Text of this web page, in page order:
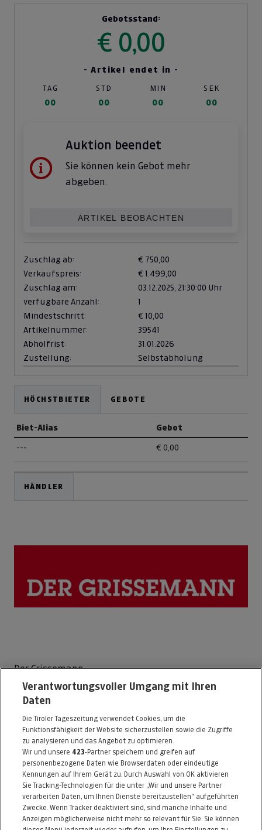
Gebotsstand:
€ 0,00
- Artikel endet in -
TAG STD MIN SEK
00 00 00 00
Auktion beendet
Sie können kein Gebot mehr
abgeben.
ARTIKEL BEOBACHTEN
Zuschlag ab:
€ 750,00
Verkaufspreis:
€ 1.499,00
Zuschlag am:
03.12.2025, 21:30:00 Uhr
verfügbare Anzahl:
1
Mindestschritt:
€ 10,00
Artikelnummer:
39541
Abholfrist:
31.01.2026
Zustellung:
Selbstabholung
HÖCHSTBIETER GEBOTE
Biet-Alias Gebot
--- € 0,00
HÄNDLER
Der Grissemann
Hauptstraße 150
6511 Zams
Telefon: 5442 / 6999615
E-Mail:shop@grissemann.at
www.dergrissemann.at
Alle Artikel des Händlers
Informationen zum Kaufvertrag
Verantwortungsvoller Umgang mit Ihren
Daten
Die Tiroler Tageszeitung verwendet Cookies, um die
Funktionsfähigkeit der Website sicherzustellen sowie die Zugriffe
zu analysieren und das Angebot zu optimieren.
Wir und unsere 423-Partner speichern und greifen auf
personenbezogene Daten wie Browserdaten oder eindeutige
Kennungen auf Ihrem Gerät zu. Durch Auswahl von OK aktivieren
Sie Tracking-Technologien für die unter „Wir und unsere Partner
verarbeiten Daten, um Ihnen Dienste bereitzustellen“ aufgeführten
Zwecke. Wenn Tracker deaktiviert sind, sind manche Inhalte und
Anzeigen möglicherweise nicht mehr so relevant für Sie. Sie können